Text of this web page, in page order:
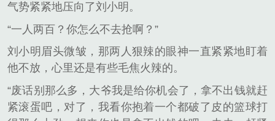
气势紧紧地压向了刘小明。
“一人两百？你怎么不去抢啊？”
刘小明眉头微皱，那两人狠辣的眼神一直紧紧地盯着
他不放，心里还是有些毛焦火辣的。
“废话别那么多，大爷我是给你机会了，拿不出钱就赶
紧滚蛋吧，对了，我看你抱着一个都破了皮的篮球打